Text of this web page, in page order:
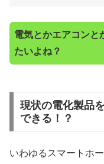
電気とかエアコンと
たいよね？
現状の電化製品
できる！？
いわゆるスマートホ